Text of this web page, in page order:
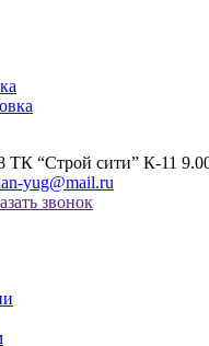
ТК “Строй сити” К-11
yug@mail.ru
звонок